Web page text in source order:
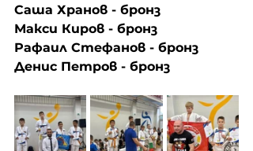
Саша Хранов - бронз
Макси Киров - бронз
Рафаил Стефанов - бронз
Денис Петров - бронз